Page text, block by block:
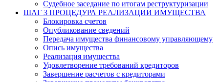
Судебное заседание по итогам реструктуризации
ШАГ 3 ПРОЦЕДУРА РЕАЛИЗАЦИИ ИМУЩЕСТВА
Блокировка счетов
Опубликование сведений
Передача имущества финансовому управляющему
Опись имущества
Реализация имущества
Удовлетворение требований кредиторов
Завершение расчетов с кредиторами